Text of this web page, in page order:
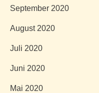
September 2020
August 2020
Juli 2020
Juni 2020
Mai 2020